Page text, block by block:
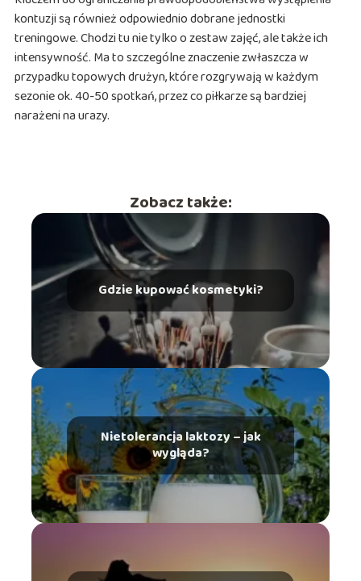
kontuzji są również odpowiednio dobrane jednostki
treningowe. Chodzi tu nie tylko o zestaw zajęć, ale także ich
intensywność. Ma to szczególne znaczenie zwłaszcza w
przypadku topowych drużyn, które rozgrywają w każdym
sezonie ok. 40-50 spotkań, przez co piłkarze są bardziej
narażeni na urazy.
Zobacz także:
Gdzie kupować kosmetyki?
Nietolerancja laktozy – jak
wygląda?